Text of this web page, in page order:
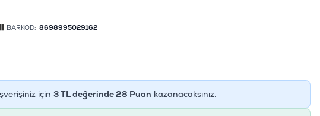
BARKOD: 8698995029162
için 3TL değerinde28 Puan kazanacaksınız.